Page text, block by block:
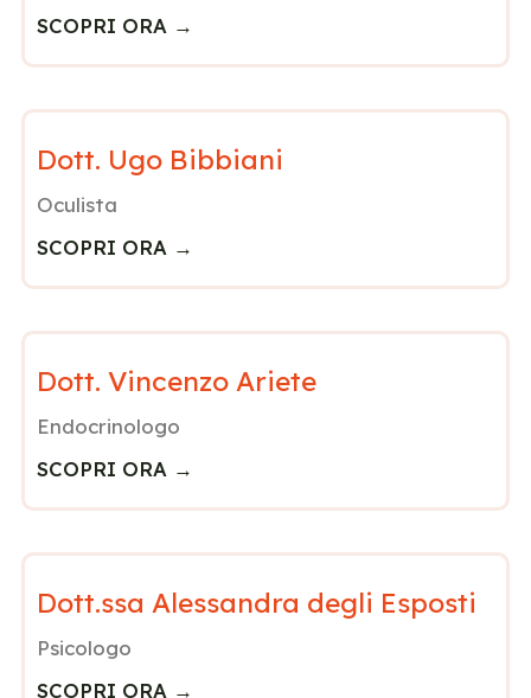
SCOPRI ORA →
Dott. Ugo Bibbiani
Oculista
SCOPRI ORA →
Dott. Vincenzo Ariete
Endocrinologo
SCOPRI ORA →
Dott.ssa Alessandra degli Esposti
Psicologo
SCOPRI ORA →